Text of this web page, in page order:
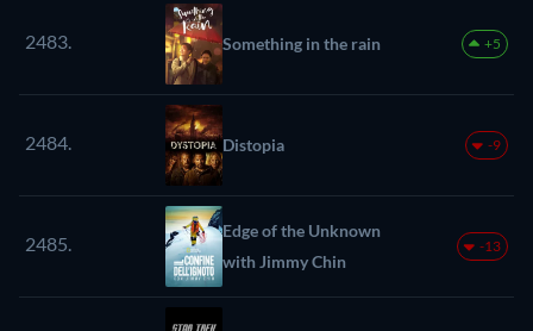
2483. Something in the rain +5
2484. Distopia -9
2485.
Edge of the Unknown
with Jimmy Chin
-13